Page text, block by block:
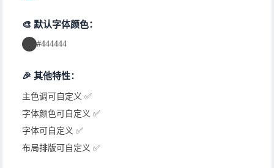
🎨 默认字体颜色：
#444444
🎉 其他特性：
主色调可自定义 ✅
字体颜色可自定义 ✅
字体可自定义 ✅
布局排版可自定义 ✅